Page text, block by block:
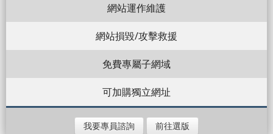
網站運作維護
網站損毀/攻擊救援
免費專屬子網域
可加購獨立網址
我要專員諮詢 前往選版